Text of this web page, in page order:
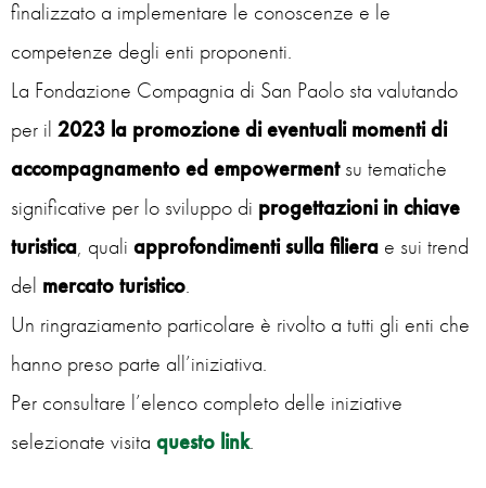
finalizzato a implementare le conoscenze e le
competenze degli enti proponenti.
La Fondazione Compagnia di San Paolo sta valutando
per il 2023 la promozione di eventuali momenti di
accompagnamento ed empowermentsu tematiche
significative per lo sviluppo di progettazioni in chiave
turistica, quali approfondimenti sulla filiera e sui trend
del mercato turistico.
Un ringraziamento particolare è rivolto a tutti gli enti che
hanno preso parte all’iniziativa.
Per consultare l’elenco completo delle iniziative
selezionate visita questo link.